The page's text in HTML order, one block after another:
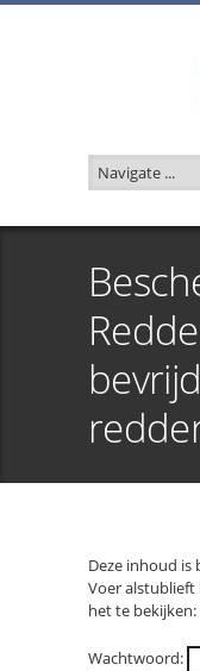
Deze inhoud
Voer
het te bekijken:
Wachtwoord: